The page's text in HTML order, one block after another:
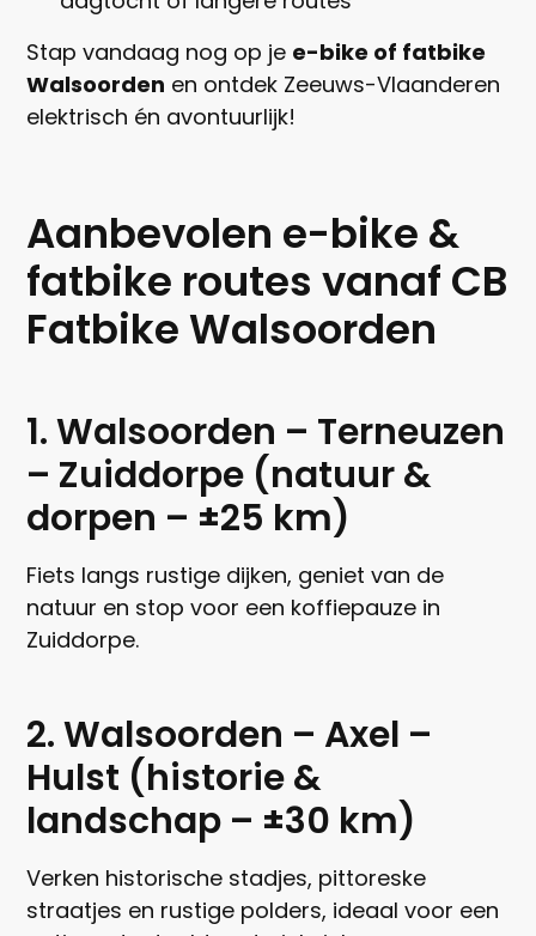
Stap vandaag nog op je e-bike of fatbike
Walsoorden en ontdek Zeeuws-Vlaanderen
elektrisch én avontuurlijk!
Aanbevolen e-bike &
fatbike routes vanaf CB
Fatbike Walsoorden
1. Walsoorden – Terneuzen
– Zuiddorpe (natuur &
dorpen – ±25 km)
Fiets langs rustige dijken, geniet van de
natuur en stop voor een koffiepauze in
Zuiddorpe.
2. Walsoorden – Axel –
Hulst (historie &
landschap – ±30 km)
Verken historische stadjes, pittoreske
straatjes en rustige polders, ideaal voor een